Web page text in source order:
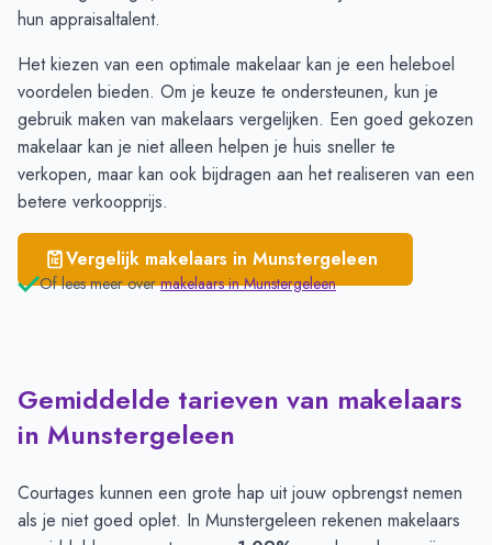
Schinnen
hun appraisaltalent.
Het kiezen van een optimale makelaar kan je een heleboel
voordelen bieden. Om je keuze te ondersteunen, kun je
gebruik maken van makelaars vergelijken. Een goed gekozen
makelaar kan je niet alleen helpen je huis sneller te
verkopen, maar kan ook bijdragen aan het realiseren van een
betere verkoopprijs.
Vergelijk makelaars in Munstergeleen
Of lees meer over makelaars inMunstergeleen
Gemiddelde tarieven van makelaars
in Munstergeleen
Courtages kunnen een grote hap uit jouw opbrengst nemen
als je niet goed oplet. In Munstergeleen rekenen makelaars